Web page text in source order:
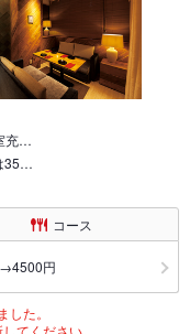
充…
35…
コース
→4500円
た。
てください。